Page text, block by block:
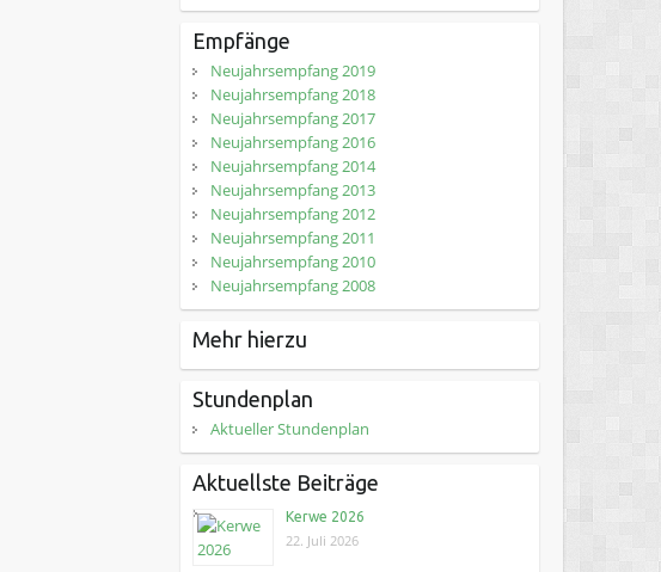
Empfänge
Neujahrsempfang 2019
Neujahrsempfang 2018
Neujahrsempfang 2017
Neujahrsempfang 2016
Neujahrsempfang 2014
Neujahrsempfang 2013
Neujahrsempfang 2012
Neujahrsempfang 2011
Neujahrsempfang 2010
Neujahrsempfang 2008
Mehr hierzu
Stundenplan
Aktueller Stundenplan
Aktuellste Beiträge
Kerwe 2026
22. Juli 2026